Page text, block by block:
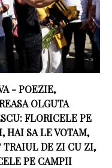
- POEZIE,
OLGUTA
FLORICELE PE
HAI SA LE VOTAM,
TRAIUL DE ZI CU ZI,
PE CAMPII
buna a
Tudor
prea buna
un ecran si
O mașină
pe cel mai